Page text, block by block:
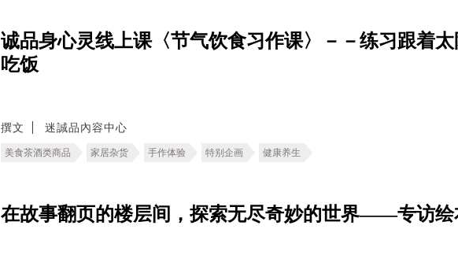
诚品身心灵线上课〈节气饮食习作课〉－－练习跟着
吃饭
撰文 迷誠品內容中心
美食茶酒类商品 家居杂货 手作体验 特别企画 健康养生
在故事翻页的楼层间，探索无尽奇妙的世界——专访绘